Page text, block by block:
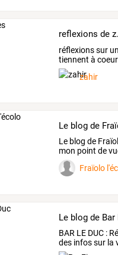
reflexions de
réflexionssur un
tiennent à coeur
zahir
Le blog de
Le blog de
mon point de
Fraïolo
Le blog de Bar
BAR LE DUC :
des infossur la